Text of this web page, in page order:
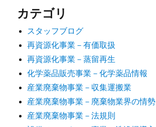
カテゴリ
スタッフブログ
再資源化事業－有価取扱
再資源化事業－蒸留再生
化学薬品販売事業－化学薬品情報
産業廃棄物事業－収集運搬業
産業廃棄物事業－廃棄物業界の情勢
産業廃棄物事業－法規則